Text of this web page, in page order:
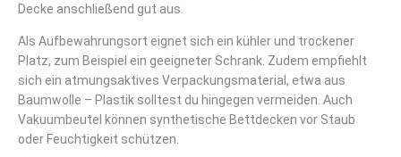
Decke anschließend gut aus.
Als Aufbewahrungsort eignet sich ein kühler und trockener
Platz, zum Beispiel ein geeigneter Schrank. Zudem empfiehlt
sich ein atmungsaktives Verpackungsmaterial, etwa aus
Baumwolle – Plastik solltest du hingegen vermeiden. Auch
Vakuumbeutel können synthetische Bettdecken vor Staub
oder Feuchtigkeit schützen.